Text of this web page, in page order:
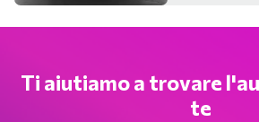
Ti aiutiamo a trovare
te